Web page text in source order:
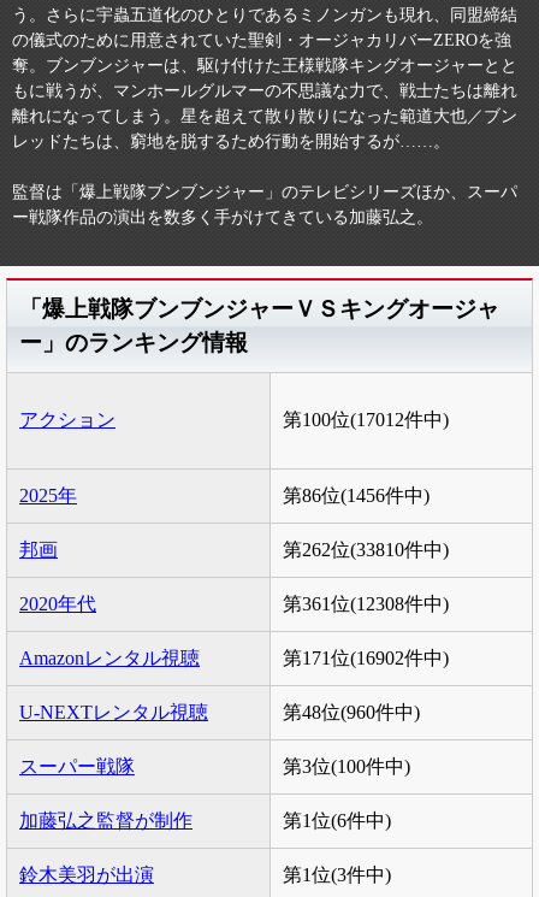
う。さらに宇蟲五道化のひとりであるミノンガンも現れ、同盟締結
の儀式のために用意されていた聖剣・オージャカリバーZEROを強
奪。ブンブンジャーは、駆け付けた王様戦隊キングオージャーとと
もに戦うが、マンホールグルマーの不思議な力で、戦士たちは離れ
離れになってしまう。星を超えて散り散りになった範道大也／ブン
レッドたちは、窮地を脱するため行動を開始するが……。
監督は「爆上戦隊ブンブンジャー」のテレビシリーズほか、スーパ
ー戦隊作品の演出を数多く手がけてきている加藤弘之。
「爆上戦隊ブンブンジャーＶＳキングオージャ
ー」のランキング情報
アクション 第100位(17012件中)
2025年 第86位(1456件中)
邦画 第262位(33810件中)
2020年代 第361位(12308件中)
Amazonレンタル視聴 第171位(16902件中)
U-NEXTレンタル視聴 第48位(960件中)
スーパー戦隊 第3位(100件中)
加藤弘之監督が制作 第1位(6件中)
鈴木美羽が出演 第1位(3件中)